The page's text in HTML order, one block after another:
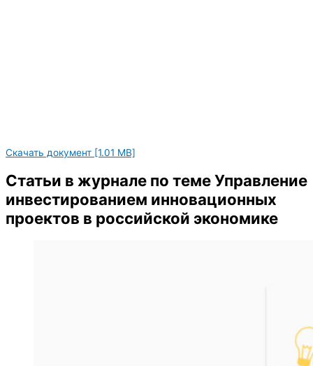
Скачать документ [1.01 MB]
Статьи в журнале по теме Управление
инвестированием инновационных
проектов в российской экономике